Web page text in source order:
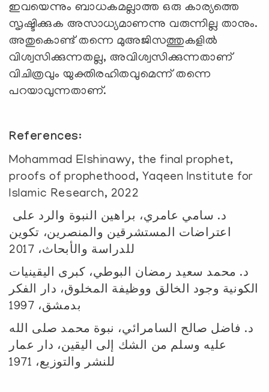
ഇവയെന്നും ബാധകമല്ലാത്ത ഒരു കാര്യത്തെ
സൃഷ്ടിക്കുക അസാധ്യമാണന്നു വരുന്നില്ല താനും.
അതുകൊണ്ട് തന്നെ മുഅജിസത്തുകളിൽ
വിശ്വസിക്കുന്നതല്ല, അവിശ്വസിക്കുന്നതാണ്
വിചിത്രവും യുക്തിരഹിതവുമെന്ന് തന്നെ
പറയാവുന്നതാണ്.
References:
Mohammad Elshinawy, the final prophet,
proofs of prophethood, Yaqeen Institute for
Islamic Research, 2022
اعتراضات المستشرقين والمنصرين، تكوين
للدراسة والأبحاث، 2017
د. محمد سعيد رمضان البوطي، كبرى اليقينيات
الكونية وجود الخالق ووظيفة المخلوق، دار الفكر
بدمشق، 1997
د. فاضل صالح السامرائي، نبوة محمد صلى الله
عليه وسلم من الشك إلى اليقين، دار عمار
للنشر والتوزيع، 1971